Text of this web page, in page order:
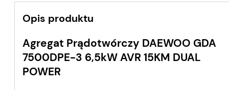
Opis produktu
Agregat Prądotwórczy DAEWOO GDA
7500DPE-3 6,5kW AVR 15KM DUAL
POWER